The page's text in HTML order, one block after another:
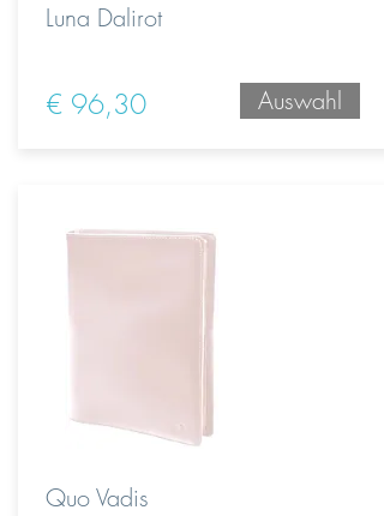
Luna Dalirot
€ 96,30
Quo Vadis
Auswahl